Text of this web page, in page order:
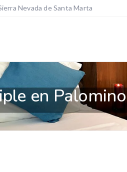
Nevada de Santa Marta
en Palomino